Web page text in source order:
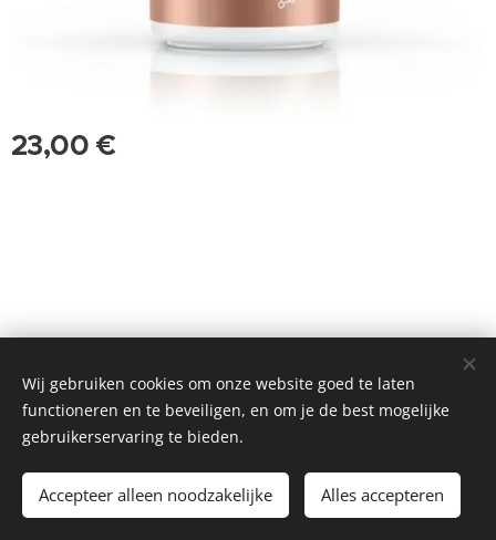
23,00 €
Toevoegen aan de winkelwagen
Cookies
Wij gebruiken cookies om onze website goed te laten
functioneren en te beveiligen, en om je de best mogelijke
gebruikerservaring te bieden.
Accepteer alleen noodzakelijke Alles accepteren